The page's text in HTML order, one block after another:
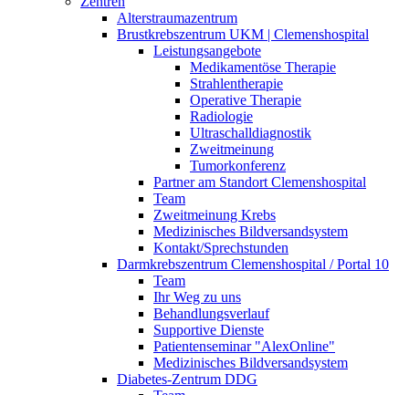
Alterstraumazentrum
Brustkrebszentrum UKM | Clemenshospital
Leistungsangebote
Medikamentöse Therapie
Strahlentherapie
Operative Therapie
Radiologie
Ultraschalldiagnostik
Zweitmeinung
Tumorkonferenz
Partner am Standort Clemenshospital
Team
Zweitmeinung Krebs
Medizinisches Bildversandsystem
Kontakt/Sprechstunden
Darmkrebszentrum Clemenshospital / Portal 10
Team
Ihr Weg zu uns
Behandlungsverlauf
Supportive Dienste
Patientenseminar "AlexOnline"
Medizinisches Bildversandsystem
Diabetes-Zentrum DDG